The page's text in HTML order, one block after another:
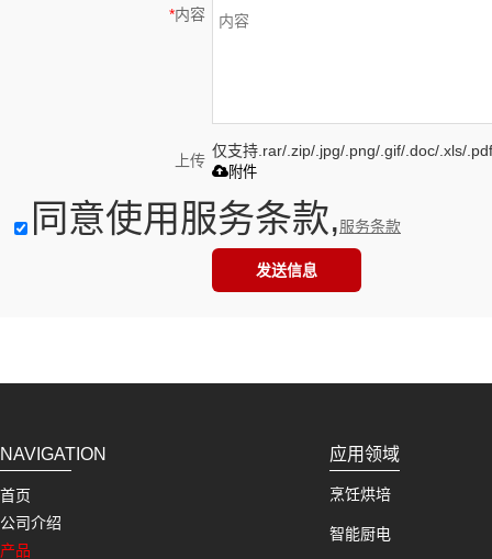
*内容
上传
仅支持.rar/.zip/.jpg/.png/.gif/.doc/.xls/
附件
同意使用服务条款,服务条款
发送信息
NAVIGATION
首页
公司介绍
产品
应用领域
烹饪烘培
智能厨电